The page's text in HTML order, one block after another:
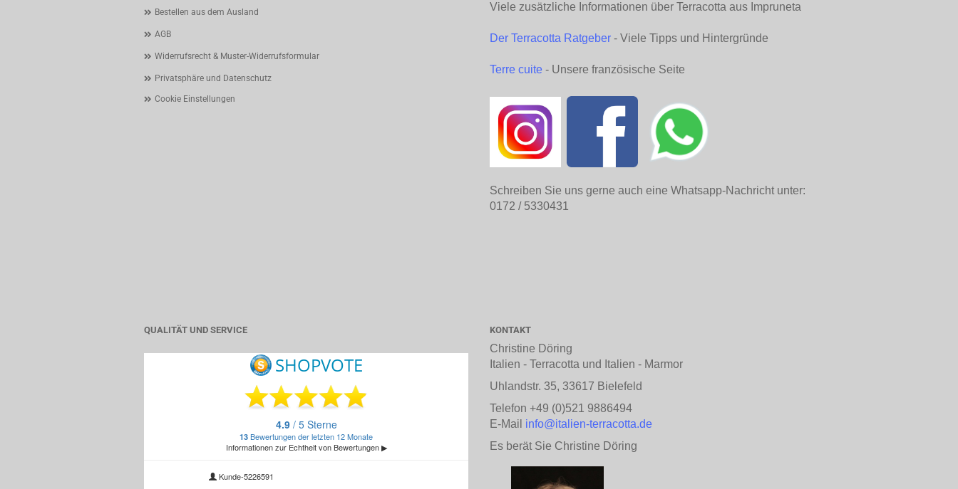
Bestellen aus dem Ausland
AGB
Widerrufsrecht & Muster-Widerrufsformular
Privatsphäre und Datenschutz
Cookie Einstellungen
Viele zusätzliche Informationen über Terracotta aus Impruneta
Der Terracotta Ratgeber - Viele Tipps und Hintergründe
Terre cuite - Unsere französische Seite
Schreiben Sie uns gerne auch eine Whatsapp-Nachricht unter:
0172 / 5330431
QUALITÄT UND SERVICE KONTAKT
Christine Döring
Italien - Terracotta und Italien - Marmor
Uhlandstr. 35, 33617 Bielefeld
Telefon +49 (0)521 9886494
E-Mail info@italien-terracotta.de
Es berät Sie Christine Döring